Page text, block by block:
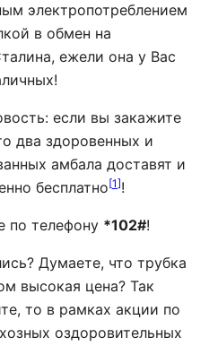
электропотреблением
в обмен на
ежели она у Вас
если вы закажите
два здоровенных и
амбала доставят и
бесплатно[1]!
по телефону *102#!
Думаете, что трубка
высокая цена? Так
то в рамках акции по
оздоровительных